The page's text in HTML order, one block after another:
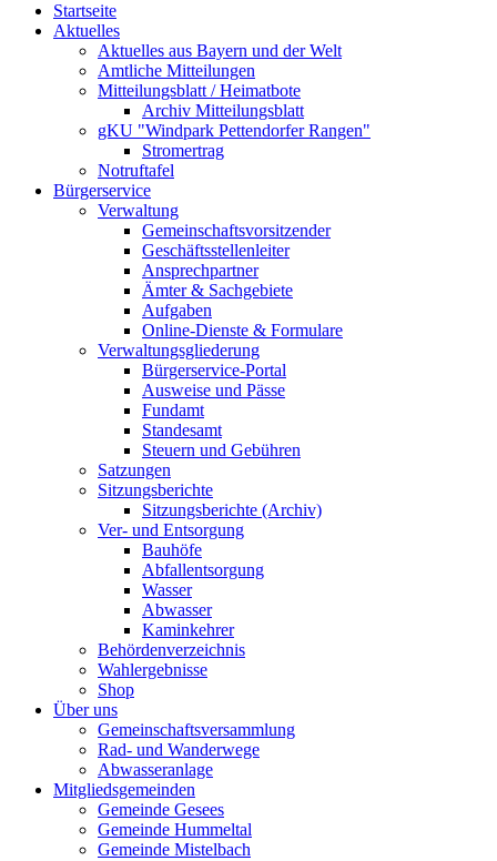
Startseite
Aktuelles
Aktuelles aus Bayern und der Welt
Amtliche Mitteilungen
Mitteilungsblatt / Heimatbote
Archiv Mitteilungsblatt
gKU "Windpark Pettendorfer Rangen"
Stromertrag
Notruftafel
Bürgerservice
Verwaltung
Gemeinschaftsvorsitzender
Geschäftsstellenleiter
Ansprechpartner
Ämter & Sachgebiete
Aufgaben
Online-Dienste & Formulare
Verwaltungsgliederung
Bürgerservice-Portal
Ausweise und Pässe
Fundamt
Standesamt
Steuern und Gebühren
Satzungen
Sitzungsberichte
Sitzungsberichte (Archiv)
Ver- und Entsorgung
Bauhöfe
Abfallentsorgung
Wasser
Abwasser
Kaminkehrer
Behördenverzeichnis
Wahlergebnisse
Shop
Über uns
Gemeinschaftsversammlung
Rad- und Wanderwege
Abwasseranlage
Mitgliedsgemeinden
Gemeinde Gesees
Gemeinde Hummeltal
Gemeinde Mistelbach